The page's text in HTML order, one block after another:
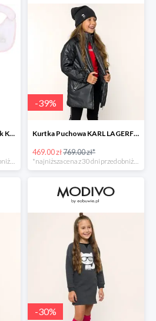
Komplet body, czapka i śliniak KARL LAGERFELD -23%
-39%
Kurtka Puchowa KARL LAGERFELD -39%
469.00 zł769.00 zł*
-30%